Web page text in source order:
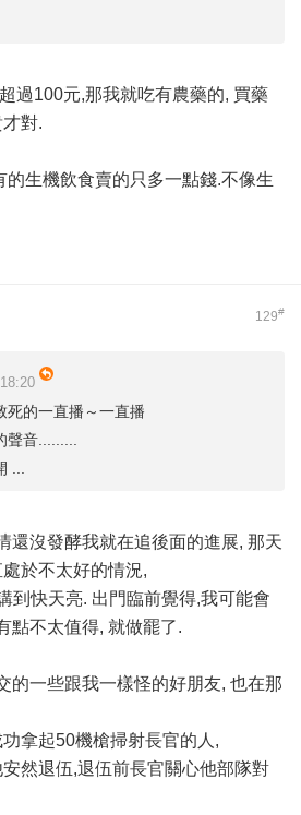
過100元,那我就吃有農藥的, 買藥
對.
的生機飲食賣的只多一點錢.不像生
129#
死的一直播～一直播
音.........
...
還沒發酵我就在追後面的進展, 那天
於不太好的情況,
到快天亮. 出門臨前覺得,我可能會
點不太值得, 就做罷了.
的一些跟我一樣怪的好朋友, 也在那
拿起50機槍掃射長官的人,
然退伍,退伍前長官關心他部隊對